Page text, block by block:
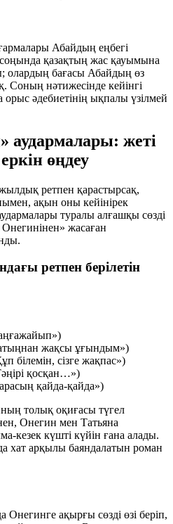
Абайдың еңбегі
қазақтың жас қауымына
олардың бағасы Абайдың өз
нәтижесінде кейінгі
орыс әдебиетінің ықпалы үзілмей
аудармалары: жеті
өңдеу
ретпен қарастырсақ,
ақын оны кейінірек
туралы алғашқы сөзді
жасаған
ретпен берілетін
жақсы ұғындым»)
білемін, сізге жақпас»)
қосқан…»)
қайда-қайда»)
толық оқиғасы түгел
Онегин мен Татьяна
кезек күшті күйін ғана алады.
хат арқылы баяндалатын роман
ақырғы сөзді өзі беріп,